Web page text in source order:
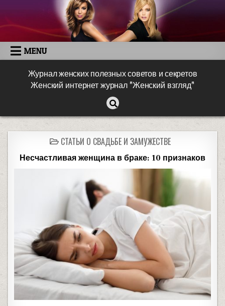
MENU
Журнал женских полезных советов и секретов
Женский интернет журнал "Женский взгляд"
СТАТЬИ О СВАДЬБЕ И ЗАМУЖЕСТВЕ
Несчастливая женщина в браке: 10 признаков